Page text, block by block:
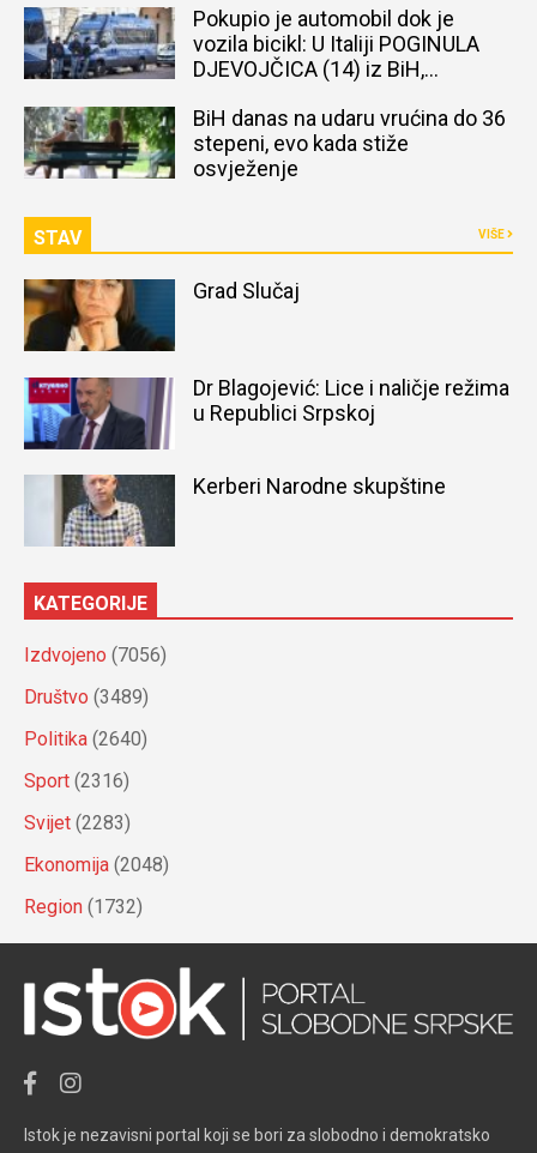
Pokupio je automobil dok je
vozila bicikl: U Italiji POGINULA
DJEVOJČICA (14) iz BiH,
BiH danas na udaru vrućina do 36
stepeni, evo kada stiže
osvježenje
STAV VIŠE
Grad Slučaj
Dr Blagojević: Lice i naličje režima
u Republici Srpskoj
Kerberi Narodne skupštine
KATEGORIJE
Izdvojeno (7056)
Društvo (3489)
Politika (2640)
Sport (2316)
Svijet (2283)
Ekonomija (2048)
Region (1732)
Istok je nezavisni portal koji se bori za slobodno i demokratsko